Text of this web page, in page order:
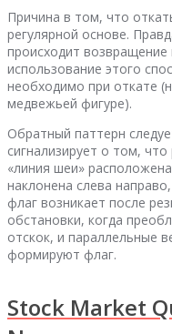
Причина в том, что
регулярной основе.
происходит возвращение
использование этого
необходимо при откате
медвежьей фигуре).
Обратный паттерн
сигнализирует о том,
«линия шеи»
наклонена слева
флаг возникает после
обстановки, когда
отскок, и параллельные
формируют флаг.
Stock Market